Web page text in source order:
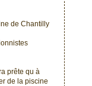
de Chantilly
prête qu à
de la piscine